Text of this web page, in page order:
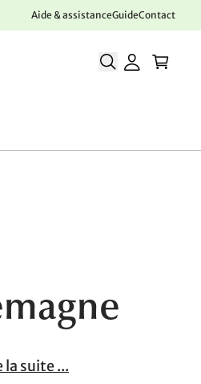
Aide & assistanceGuideContact
la suite ...